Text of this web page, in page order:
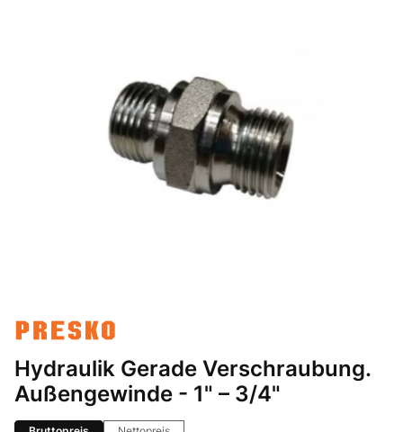
Hydraulik Gerade Verschraubung.
Außengewinde - 1" – 3/4"